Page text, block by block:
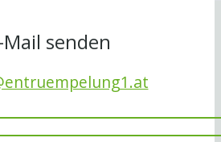
Mail senden